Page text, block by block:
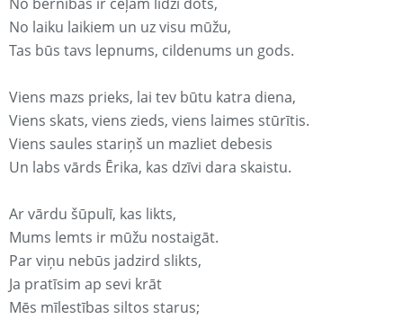
No laiku laikiem un uz visu mūžu,
Tas būs tavs lepnums, cildenums un gods.
Viens mazs prieks, lai tev būtu katra diena,
Viens skats, viens zieds, viens laimes stūrītis.
Viens saules stariņš un mazliet debesis
Un labs vārds Ērika, kas dzīvi dara skaistu.
Ar vārdu šūpulī, kas likts,
Mums lemts ir mūžu nostaigāt.
Par viņu nebūs jadzird slikts,
Ja pratīsim ap sevi krāt
Mēs mīlestības siltos starus;